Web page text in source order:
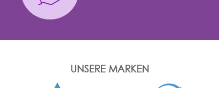
UNSERE MARKEN